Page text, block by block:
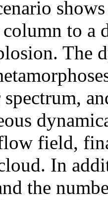
to a
The
field,
In
the